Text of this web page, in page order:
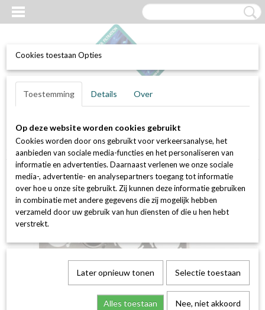
Inloggen Registreren
Home > Luchtfilters Actief kool filters (geur en VOC bestrijding)
Set van 16 stuks actief kool patroon AK.2600
Cookies toestaan Opties
Toestemming Details Over
Op deze website worden cookies gebruikt
Cookies worden door ons gebruikt voor verkeersanalyse, het
aanbieden van sociale media-functies en het personaliseren van
informatie en advertenties. Daarnaast verlenen we onze sociale
media-, advertentie- en analysepartners toegang tot informatie
over hoe u onze site gebruikt. Zij kunnen deze informatie gebruiken
in combinatie met andere gegevens die zij mogelijk hebben
verzameld door uw gebruik van hun diensten of die u hen hebt
verstrekt.
Later opnieuw tonen Selectie toestaan
Alles toestaan Nee, niet akkoord